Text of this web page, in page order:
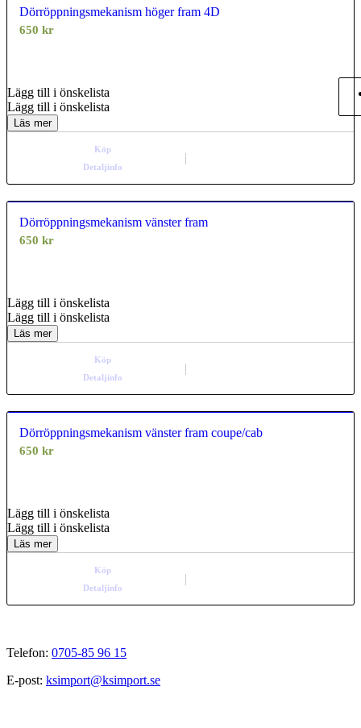
Dörröppningsmekanism höger fram 4D
650 kr
Lägg till i önskelista
Lägg till i önskelista
Läs mer
Köp
Detaljinfo
Dörröppningsmekanism vänster fram
650 kr
Lägg till i önskelista
Lägg till i önskelista
Läs mer
Köp
Detaljinfo
Dörröppningsmekanism vänster fram coupe/cab
650 kr
Lägg till i önskelista
Lägg till i önskelista
Läs mer
Köp
Detaljinfo
Telefon: 0705-85 96 15
E-post: ksimport@ksimport.se